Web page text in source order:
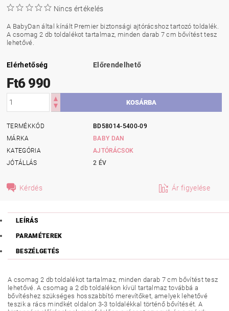
Nincs értékelés
A BabyDan által kínált Premier biztonsági ajtórácshoz tartozó toldalék.
A csomag 2 db toldalékot tartalmaz, minden darab 7 cm bővítést tesz
lehetővé.
Elérhetőség Előrendelhető
Ft6 990
TERMÉKKÓD
BD58014-5400-09
MÁRKA
BABY DAN
KATEGÓRIA
AJTÓRÁCSOK
JÓTÁLLÁS
2 ÉV
Kérdés Ár figyelése
LEÍRÁS
PARAMÉTEREK
BESZÉLGETÉS
A csomag 2 db toldalékot tartalmaz, minden darab 7 cm bővítést tesz
lehetővé. A csomag a 2 db toldalékon kívül tartalmaz továbbá a
bővítéshez szükséges hosszabbító merevítőket, amelyek lehetővé
teszik a rács mindkét oldalon 3-3 toldalékkal történő bővítését. A